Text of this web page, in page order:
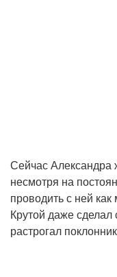
Сейчас Александра
несмотря на
проводить с ней
Крутой даже
растрогал